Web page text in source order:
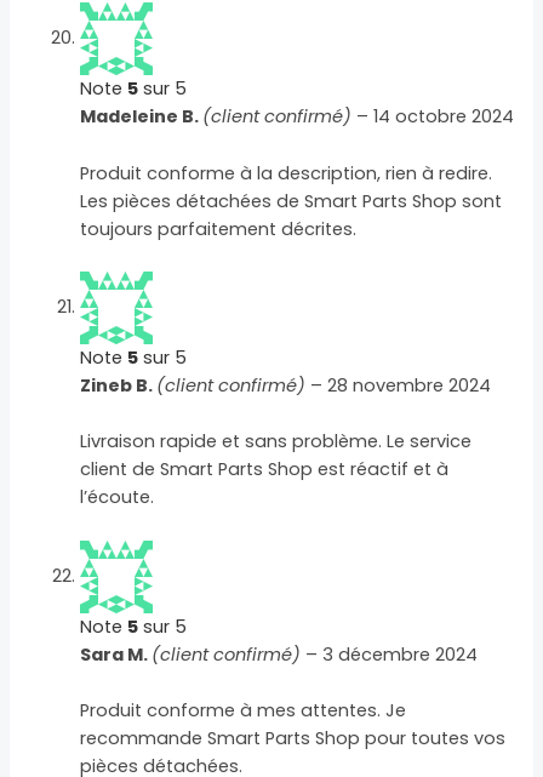
Note 5 sur 5
Madeleine B. (client confirmé) – 14 octobre 2024
Produit conforme à la description, rien à redire.
Les pièces détachées de Smart Parts Shop sont
toujours parfaitement décrites.
Note 5 sur 5
Zineb B. (client confirmé) – 28 novembre 2024
Livraison rapide et sans problème. Le service
client de Smart Parts Shop est réactif et à
l’écoute.
Note 5 sur 5
Sara M. (client confirmé) – 3 décembre 2024
Produit conforme à mes attentes. Je
recommande Smart Parts Shop pour toutes vos
pièces détachées.